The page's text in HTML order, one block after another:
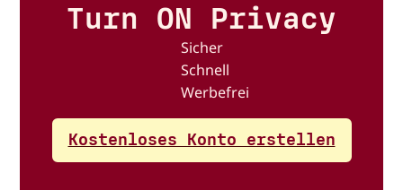
Turn ON Privacy
Sicher
Schnell
Werbefrei
Kostenloses Konto erstellen